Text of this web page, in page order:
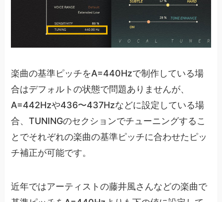
楽曲の基準ピッチをA=440Hzで制作している場
合はデフォルトの状態で問題ありませんが、
A=442Hzや436〜437Hzなどに設定している場
合、TUNINGのセクションでチューニングするこ
とでそれぞれの楽曲の基準ピッチに合わせたピッ
チ補正が可能です。
近年ではアーティストの藤井風さんなどの楽曲で